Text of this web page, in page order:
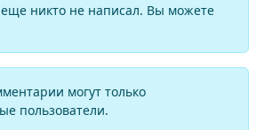
никто не написал. Вы можете
могут только
пользователи.